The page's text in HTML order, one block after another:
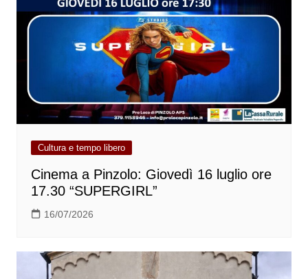
Cultura e tempo libero
Cinema a Pinzolo: Giovedì 16 luglio ore
17.30 “SUPERGIRL”
16/07/2026